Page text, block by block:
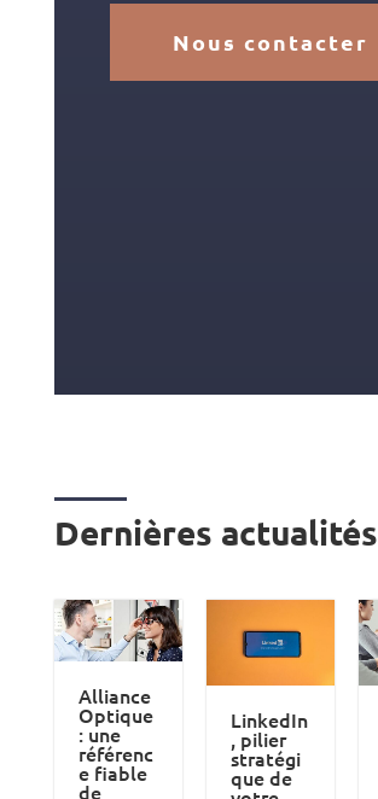
Nous contacter
Dernières actualités
Alliance
Optique
: une
référenc
e fiable
de
LinkedIn
, pilier
stratégi
que de